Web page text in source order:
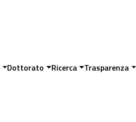
Dottorato Ricerca Trasparenza